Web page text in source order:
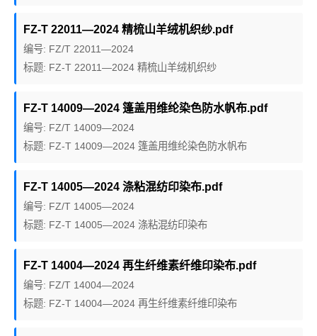
FZ-T 22011—2024 精梳山羊绒机织纱.pdf
编号: FZ/T 22011—2024
标题: FZ-T 22011—2024 精梳山羊绒机织纱
FZ-T 14009—2024 篷盖用维纶染色防水帆布.pdf
编号: FZ/T 14009—2024
标题: FZ-T 14009—2024 篷盖用维纶染色防水帆布
FZ-T 14005—2024 涤粘混纺印染布.pdf
编号: FZ/T 14005—2024
标题: FZ-T 14005—2024 涤粘混纺印染布
FZ-T 14004—2024 再生纤维素纤维印染布.pdf
编号: FZ/T 14004—2024
标题: FZ-T 14004—2024 再生纤维素纤维印染布